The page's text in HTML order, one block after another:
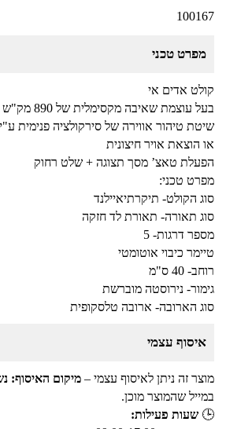
100167
מפרט טכני
קולט אדים אי
בעל עוצמת שאיבה מקסימלית של 890 מק"ש
שיטת טיהור אווירה של סירקולציה פנימית
או הוצאת אויר חיצונית
הפעלת טאצ’ מסך תצוגה + שלט רחוק
מפרט טכני:
סוג הקולט- תיקרתיאיילנד
סוג תאורה- תאורת לד חזקה
מספר דרגות- 5
טיימר כיבוי אוטומטי
רוחב- 40 ס"מ
גימור- נירוסטה מוברשת
סוג הארובה- ארובה טלסקופית
איסוף עצמי
מוצר זה ניתן לאיסוף עצמי – מיקום האיסוף:
במייל שהמוצר מוכן.
🕒 שעות פעילות: